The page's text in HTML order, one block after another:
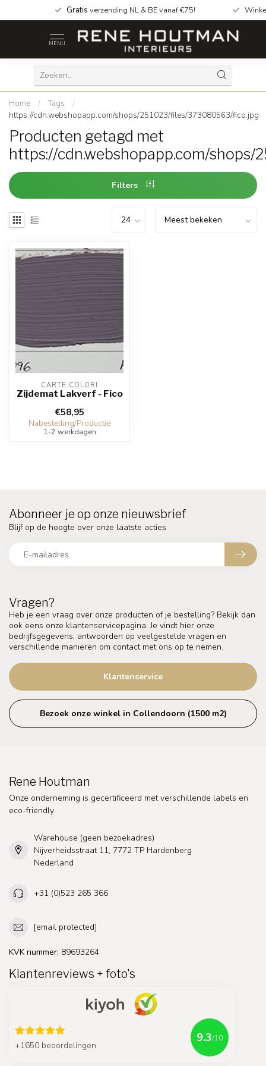
Gratis verzending NL & BE vanaf €75!
MENU
Home / Tags
/
https://cdn.webshopapp.com/shops/251023/files/373080563/fico.jpg
Producten getagd met
https://cdn.webshopapp.com/
Filters
CARTE COLORI
Zijdemat Lakverf - Fico
€58,95
Nabestelling/Productie
1-2 werkdagen
Vragen?
Heb je een vraag over onze producten of je bestelling? Bekijk dan
ook eens onze klantenservicepagina. Je vindt hier onze
bedrijfsgegevens, antwoorden op veelgestelde vragen en
verschillende manieren om contact met ons op te nemen.
Klantenservice
Bezoek onze winkel in Collendoorn (1500 m2)
Abonneer je op onze nieuwsbrief
Blijf op de hoogte over onze laatste acties
Rene Houtman
Onze onderneming is gecertificeerd met verschillende labels en
eco-friendly.
Warehouse (geen bezoekadres)
Nijverheidsstraat 11, 7772 TP Hardenberg
Nederland
+31 (0)523 265 366
[email protected]
KVK nummer: 89693264
Klantenreviews + foto's
+1650 beoordelingen
9.3/10